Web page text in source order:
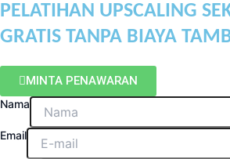
PELATIHAN UPSCALING
GRATIS TANPA BIAYA
MINTA PENAWARAN
Nama
Email